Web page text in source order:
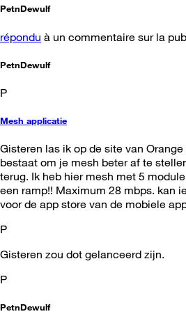
PetnDewulf
répondu à un commentaire sur la
PetnDewulf
P
Mesh applicatie
Gisteren las ik op de site van
bestaat om je mesh beter af te
terug. Ik heb hier mesh met 5
een ramp!! Maximum 28 mbps. kan
voor de app store van de mobiele
P
Gisteren zou dot gelanceerd zijn.
P
PetnDewulf